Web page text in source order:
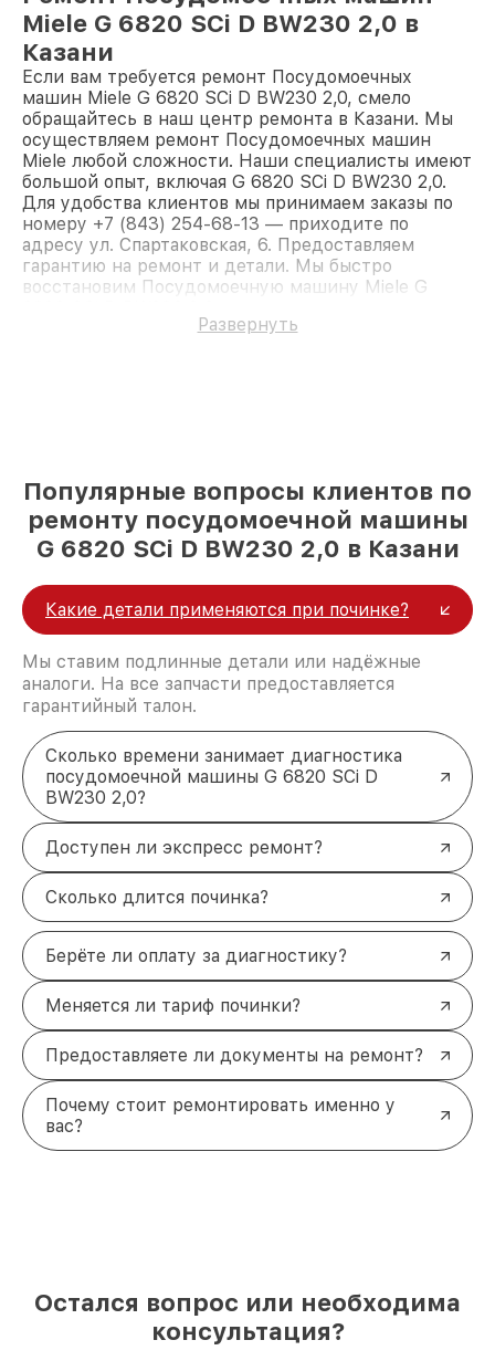
Miele G 6820 SCi D BW230 2,0 в
Казани
Если вам требуется ремонт Посудомоечных
машин Miele G 6820 SCi D BW230 2,0, смело
обращайтесь в наш центр ремонта в Казани. Мы
осуществляем ремонт Посудомоечных машин
Miele любой сложности. Наши специалисты имеют
большой опыт, включая G 6820 SCi D BW230 2,0.
Для удобства клиентов мы принимаем заказы по
номеру +7 (843) 254-68-13 — приходите по
адресу ул. Спартаковская, 6. Предоставляем
гарантию на ремонт и детали. Мы быстро
восстановим Посудомоечную машину Miele G
Развернуть
Популярные вопросы клиентов по
ремонту посудомоечной машины
G 6820 SCi D BW230 2,0 в Казани
Какие детали применяются при починке?
Мы ставим подлинные детали или надёжные
аналоги. На все запчасти предоставляется
гарантийный талон.
Сколько времени занимает диагностика
посудомоечной машины G 6820 SCi D
BW230 2,0?
Доступен ли экспресс ремонт?
Сколько длится починка?
Берёте ли оплату за диагностику?
Меняется ли тариф починки?
Предоставляете ли документы на ремонт?
Почему стоит ремонтировать именно у
вас?
Остался вопрос или необходима
консультация?